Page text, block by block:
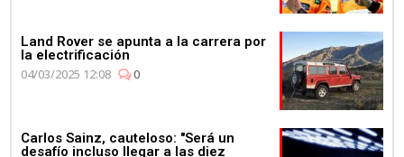
Land Rover se apunta a la carrera por
la electrificación
04/03/2025 12:08
0
Carlos Sainz, cauteloso: "Será un
desafío incluso llegar a las diez